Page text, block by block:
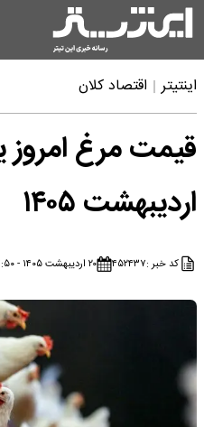
اینتیتر اقتصاد کلان
اردیبهشت ۱۴۰۵
کد خبر :۴۵۲۴۳۷ ۲۰ اردیبهشت ۱۴۰۵ - ۱۷:۵۰